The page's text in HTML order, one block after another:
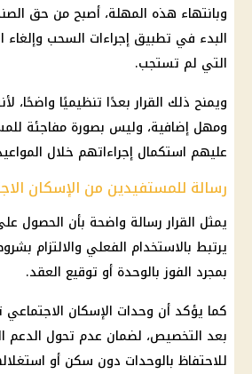
وبانتهاء هذه المهلة، أصبح من حق
البدء في تطبيق إجراءات السحب وإلغاء
التي لم تستجب.
ويمنح ذلك القرار بعدًا تنظيميًا واضحًا،
ومهل إضافية، وليس بصورة مفاجئة
عليهم استكمال إجراءاتهم خلال
رسالة للمستفيدين من الإسكان
يمثل القرار رسالة واضحة بأن الحصول
يرتبط بالاستخدام الفعلي والالتزام
بمجرد الفوز بالوحدة أو توقيع العقد.
كما يؤكد أن وحدات الإسكان الاجتماعي
بعد التخصيص، لضمان عدم تحول الدعم
للاحتفاظ بالوحدات دون سكن أو